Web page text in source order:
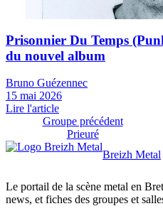
Prisonnier Du Temps
du nouvel album
Bruno Guézennec
15 mai 2026
Lire l'article
Groupe précédent
Prieuré
Breizh Metal
Le portail de la scène metal en
news, et fiches des groupes et